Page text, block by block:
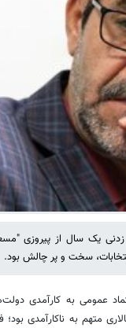
یک سال از پیروزی
سخت و پر چالش بود.
عمومی به کارآمدی
متهم به ناکارآمدی بود؛